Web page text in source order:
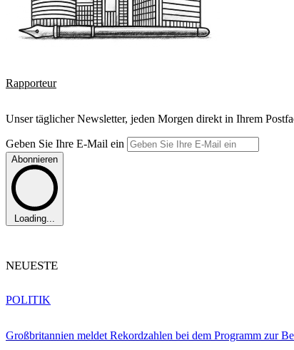
Rapporteur
Unser täglicher Newsletter, jeden Morgen direkt in Ihrem
Geben Sie Ihre E-Mail ein
Abonnieren
Loading...
NEUESTE
Großbritannien meldet Rekordzahlen bei dem Programm zur
POLITIK